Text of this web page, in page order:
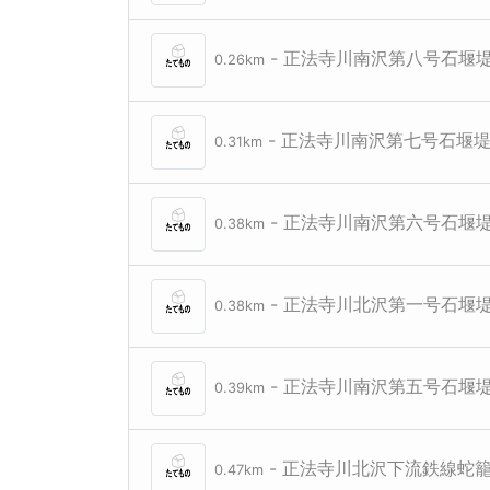
0.26km - 正法寺川南沢第八号石堰
0.31km - 正法寺川南沢第七号石堰堤
0.38km - 正法寺川南沢第六号石堰
0.38km - 正法寺川北沢第一号石堰
0.39km - 正法寺川南沢第五号石堰
0.47km - 正法寺川北沢下流鉄線蛇